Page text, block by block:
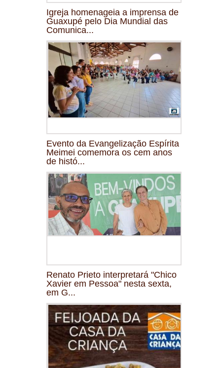
Igreja homenageia a imprensa de
Guaxupé pelo Dia Mundial das
Comunica...
Evento da Evangelização Espírita
Meimei comemora os cem anos
de histó...
Renato Prieto interpretará "Chico
Xavier em Pessoa" nesta sexta,
em G...